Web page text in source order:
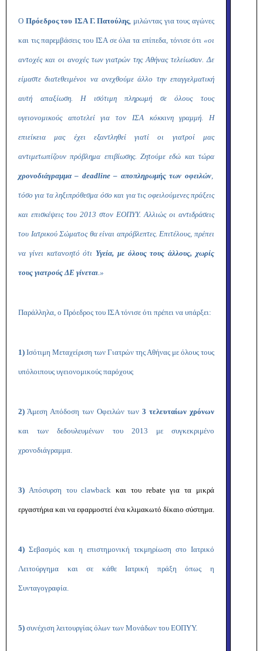
Ο Πρόεδρος του ΙΣΑ Γ. Πατούλης, μιλώντας για τους αγώνες
και τις παρεμβάσεις του ΙΣΑ σε όλα τα επίπεδα, τόνισε ότι «οι
αντοχές και οι ανοχές των γιατρών της Αθήνας τελείωσαν. Δε
είμαστε διατεθειμένοι να ανεχθούμε άλλο την επαγγελματική
αυτή απαξίωση. Η ισότιμη πληρωμή σε όλους τους
υγειονομικούς αποτελεί για τον ΙΣΑ κόκκινη γραμμή. Η
επιείκεια μας έχει εξαντληθεί γιατί οι γιατροί μας
αντιμετωπίζουν πρόβλημα επιβίωσης. Ζητούμε εδώ και τώρα
χρονοδιάγραμμα – deadline– αποπληρωμής των οφειλών,
τόσο για τα ληξιπρόθεσμα όσο και για τις οφειλούμενες πράξεις
και επισκέψεις του 2013 στον ΕΟΠΥΥ. Αλλιώς οι αντιδράσεις
του Ιατρικού Σώματος θα είναι απρόβλεπτες. Επιτέλους, πρέπει
να γίνει κατανοητό ότιΥγεία, με όλους τους άλλους, χωρίς
τους γιατρούς ΔΕ γίνεται.»
Παράλληλα, ο Πρόεδρος του ΙΣΑ τόνισε ότι πρέπει να υπάρξει:
1) Ισότιμη Μεταχείριση των Γιατρών της Αθήνας με όλους τους
υπόλοιπους υγειονομικούς παρόχους
2) Άμεση Απόδοση των Οφειλών των 3 τελευταίων χρόνων
και των δεδουλευμένων του 2013 με συγκεκριμένο
χρονοδιάγραμμα.
3) Απόσυρση τουclawback και του rebateγια τα μικρά
εργαστήρια και να εφαρμοστεί ένα κλιμακωτό δίκαιο σύστημα.
4) Σεβασμός και η επιστημονική τεκμηρίωση στο Ιατρικό
Λειτούργημα και σε κάθε Ιατρική πράξη όπως η
Συνταγογραφία.
5) συνέχιση λειτουργίας όλων των Μονάδων του ΕΟΠΥΥ.